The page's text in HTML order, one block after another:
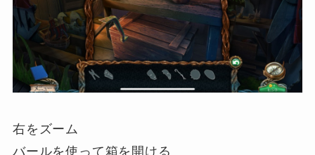
右をズーム
バールを使って箱を開ける